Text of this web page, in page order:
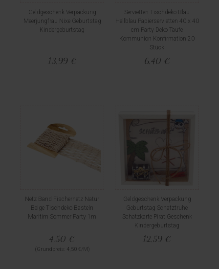
Geldgeschenk Verpackung
Meerjungfrau Nixe Geburtstag
Kindergeburtstag
13,99 €
Servietten Tischdeko Blau
Hellblau Papierservietten 40 x 40
cm Party Deko Taufe
Kommunion Konfirmation 20
Stück
6,40 €
Netz Band Fischernetz Natur
Beige Tischdeko Basteln
Maritim Sommer Party 1m
4,50 €
(Grundpreis: 4,50 €/M)
Geldgeschenk Verpackung
Geburtstag Schatztruhe
Schatzkarte Pirat Geschenk
Kindergeburtstag
12,59 €